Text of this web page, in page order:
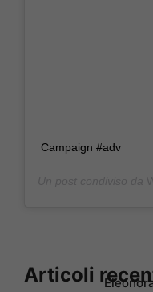
Campaign #adv
Articoli